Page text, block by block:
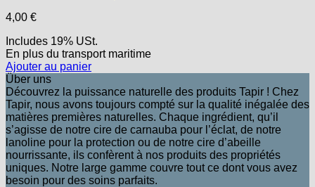
4,00 €
Includes 19% USt.
En plus du transportmaritime
Ajouter au panier
Über uns
Découvrez la puissance naturelle des produits Tapir ! Chez
Tapir, nous avons toujours compté sur la qualité inégalée des
matières premières naturelles. Chaque ingrédient, qu’il
s’agisse de notre cire de carnauba pour l’éclat, de notre
lanoline pour la protection ou de notre cire d’abeille
nourrissante, ils confèrent à nos produits des propriétés
uniques. Notre large gamme couvre tout ce dont vous avez
besoin pour des soins parfaits.